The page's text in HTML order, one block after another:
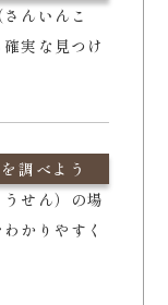
んいんこ
実な見つけ
調べよう
せん）の場
かりやすく